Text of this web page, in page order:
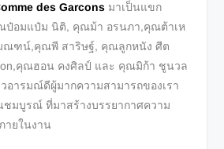
des Garcons มาเป็นแขก
ป๋อมแป๋ม นิติ, คุณม้า อรนภา,คุณต้าเห
ณฑน์,คุณพี สาริษฐ์, คุณลูกหนัง ศีต
คุณฮอน คงศิลป์ และ คุณมิก้า ชูนวล
อารมณ์ดีผู้มากความสามารถของเรา
มบูรณ์ ที่มาสร้างบรรยากาศความ
ายในงาน